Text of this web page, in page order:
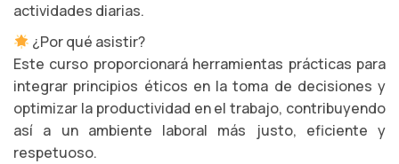
actividades diarias.
¿Por qué asistir?
Este curso proporcionará herramientas prácticas para
integrar principios éticos en la toma de decisiones y
optimizar la productividad en el trabajo, contribuyendo
así a un ambiente laboral más justo, eficiente y
respetuoso.